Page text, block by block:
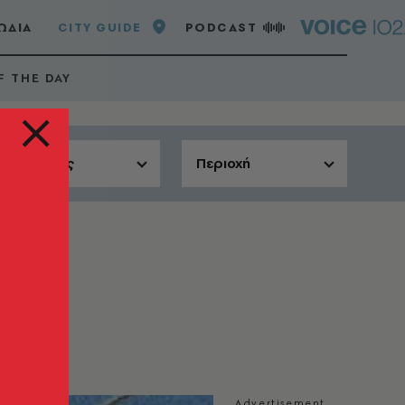
CITY GUIDE PODCAST
THE DAY
Αίθουσες Περιοχή